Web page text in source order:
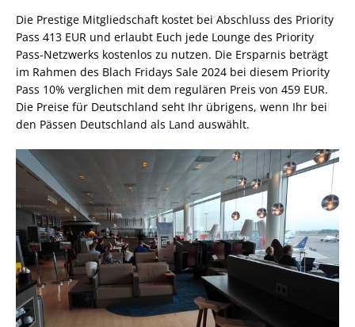
Die Prestige Mitgliedschaft kostet bei Abschluss des Priority
Pass 413 EUR und erlaubt Euch jede Lounge des Priority
Pass-Netzwerks kostenlos zu nutzen. Die Ersparnis beträgt
im Rahmen des Blach Fridays Sale 2024 bei diesem Priority
Pass 10% verglichen mit dem regulären Preis von 459 EUR.
Die Preise für Deutschland seht Ihr übrigens, wenn Ihr bei
den Pässen Deutschland als Land auswählt.